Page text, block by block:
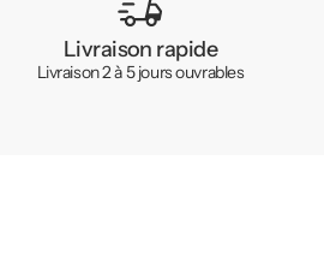
Livraison rapide
Livraison 2 à 5 jours ouvrables